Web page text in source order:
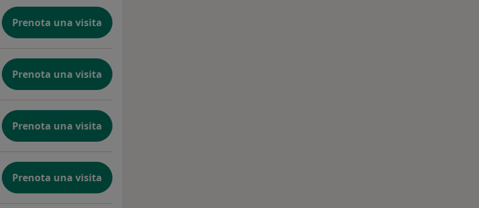
Prenota una visita
Prenota una visita
Prenota una visita
Prenota una visita